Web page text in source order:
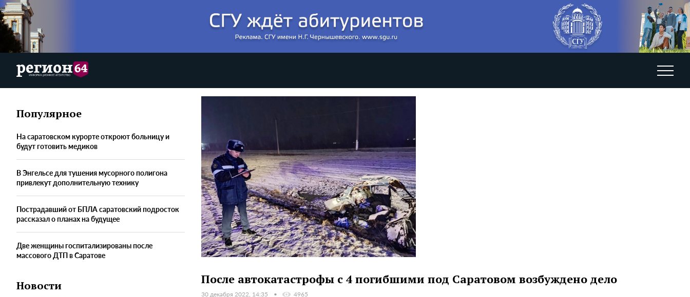
Популярное
На саратовском курорте откроют больницу и
будут готовить медиков
В Энгельсе для тушения мусорного полигона
привлекут дополнительную технику
Пострадавший от БПЛА саратовский подросток
рассказал о планах на будущее
Две женщины госпитализированы после
массового ДТП в Саратове
Новости После автокатастрофы с 4 погибшими под Саратовом возбуждено дело
30 декабря 2022, 14:35 4965